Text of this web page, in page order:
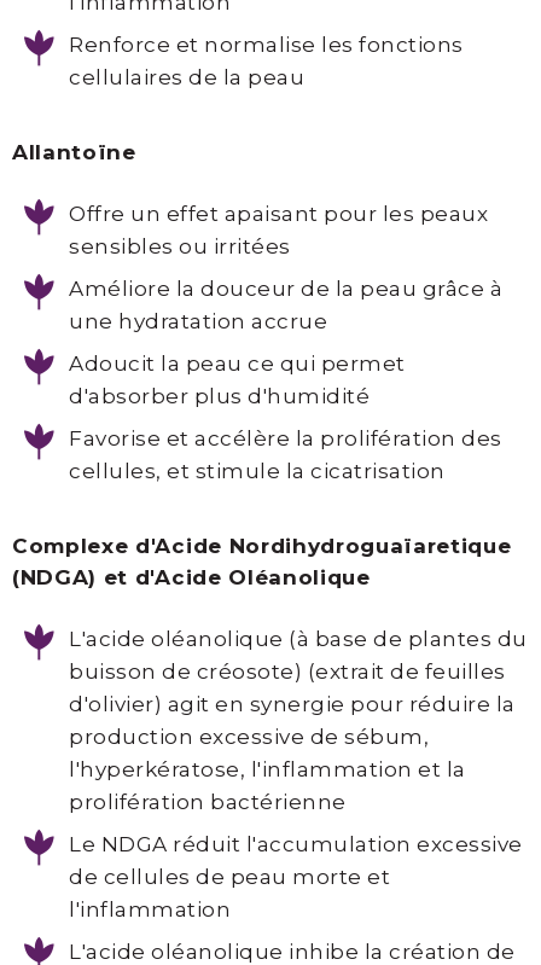
Renforce et normalise les fonctions
cellulaires de la peau
Allantoïne
Offre un effet apaisant pour les peaux
sensibles ou irritées
Améliore la douceur de la peau grâce à
une hydratation accrue
Adoucit la peau ce qui permet
d'absorber plus d'humidité
Favorise et accélère la prolifération des
cellules, et stimule la cicatrisation
Complexe d'Acide Nordihydroguaïaretique
(NDGA) et d'Acide Oléanolique
L'acide oléanolique (à base de plantes du
buisson de créosote) (extrait de feuilles
d'olivier) agit en synergie pour réduire la
production excessive de sébum,
l'hyperkératose, l'inflammation et la
prolifération bactérienne
Le NDGA réduit l'accumulation excessive
de cellules de peau morte et
l'inflammation
L'acide oléanolique inhibe la création de